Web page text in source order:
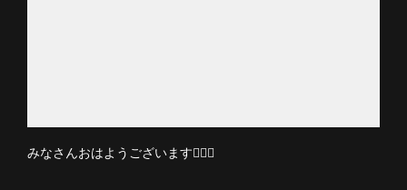
みなさんおはようございます🙋🏻‍♀️